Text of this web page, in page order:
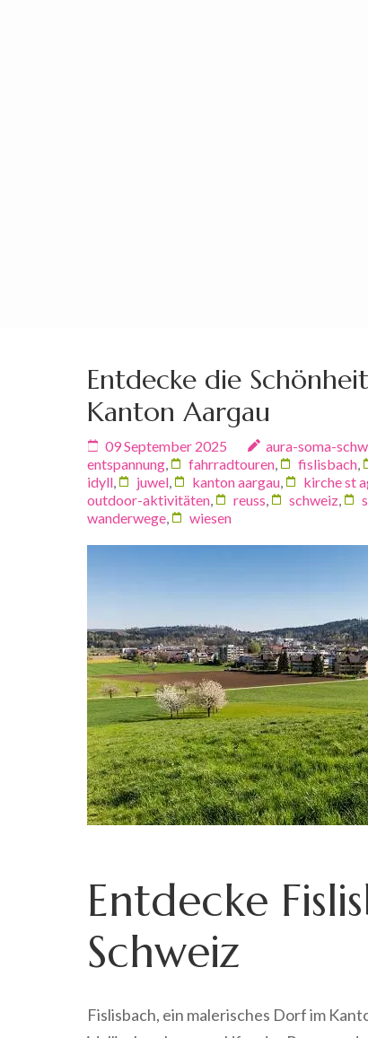
Entdecke die
Kanton Aargau
09 September 2025 aura-soma-
entspannung
fahrradtouren fislisbach
idyll
juwel kanton aargau kirche st
outdoor-aktivitäten
reuss schweiz
wanderwege
wiesen
Entdecke
Schweiz
Fislisbach, ein malerisches Dorf im